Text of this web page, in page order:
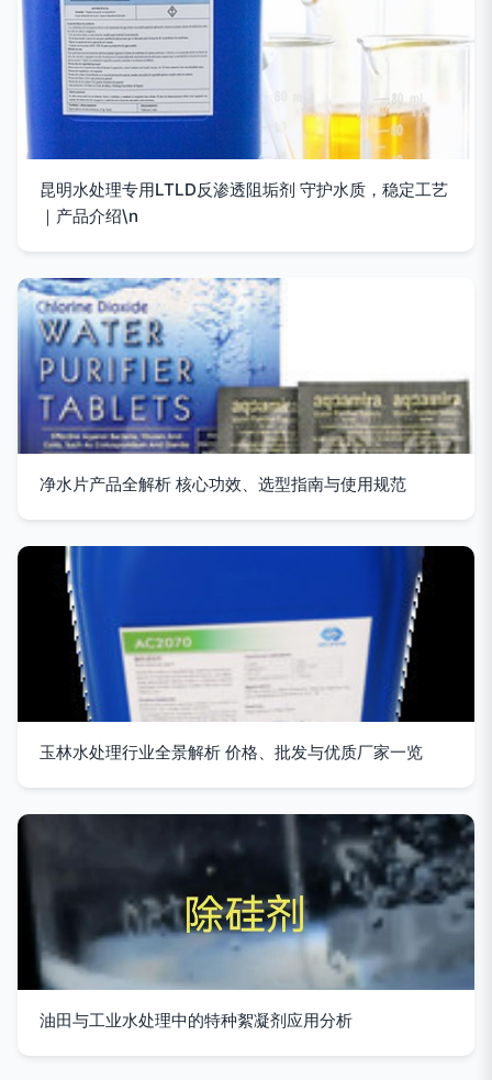
昆明水处理专用LTLD反渗透阻垢剂 守护水质，稳定工艺
｜产品介绍\n
净水片产品全解析 核心功效、选型指南与使用规范
玉林水处理行业全景解析 价格、批发与优质厂家一览
油田与工业水处理中的特种絮凝剂应用分析